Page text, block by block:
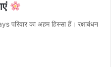
परिवार का अहम हिस्सा हैं। रक्षाबंधन